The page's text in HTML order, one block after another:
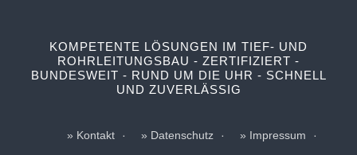
KOMPETENTE LÖSUNGEN IM TIEF- UND
ROHRLEITUNGSBAU - ZERTIFIZIERT -
BUNDESWEIT - RUND UM DIE UHR - SCHNELL
UND ZUVERLÄSSIG
Kontakt Datenschutz Impressum